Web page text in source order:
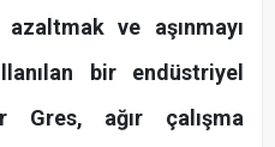
ve aşınmayı
bir endüstriyel
Gres, ağır çalışma